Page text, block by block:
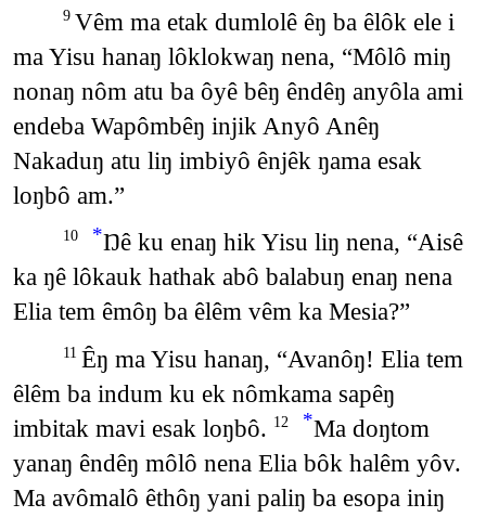
9 Vêm ma etak dumlolê êŋ ba êlôk ele i
ma Yisu hanaŋ lôklokwaŋ nena, “Môlô miŋ
nonaŋ nôm atu ba ôyê bêŋ êndêŋ anyôla ami
endeba Wapômbêŋ injik Anyô Anêŋ
Nakaduŋ atu liŋ imbiyô ênjêk ŋama esak
loŋbô am.”
10 *Ŋê ku enaŋ hik Yisu liŋ nena, “Aisê
ka ŋê lôkauk hathak abô balabuŋ enaŋ nena
Elia tem êmôŋ ba êlêm vêm ka Mesia?”
11 Êŋ ma Yisu hanaŋ, “Avanôŋ! Elia tem
êlêm ba indum ku ek nômkama sapêŋ
imbitak mavi esak loŋbô. 12 *Ma doŋtom
yanaŋ êndêŋ môlô nena Elia bôk halêm yôv.
Ma avômalô êthôŋ yani paliŋ ba esopa iniŋ